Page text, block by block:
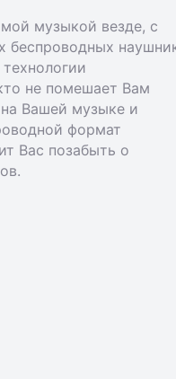
музыкой везде, с
не помешает Вам
Вашей музыке и
формат
Вас позабыть о